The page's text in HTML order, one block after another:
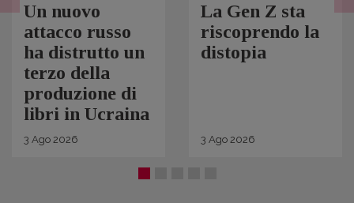
Un nuovo
attacco russo
ha distrutto un
terzo della
produzione di
libri in Ucraina
3 Ago 2026
La Gen Z sta
riscoprendo la
distopia
3 Ago 2026